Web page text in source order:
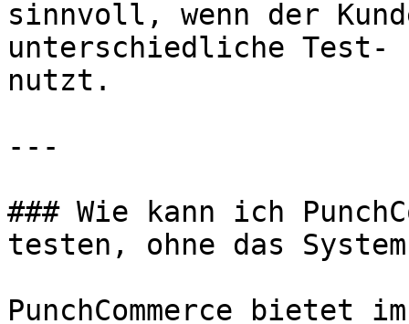
sinnvoll, wenn der
unterschiedliche Test-
nutzt.
---
### Wie kann ich
testen, ohne das
PunchCommerce bietet